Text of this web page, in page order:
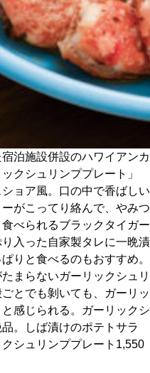
応募
泊施設併設のハワイアンカ
クシュリンププレート」
ョア風。口の中で香ばしい
がこってり絡んで、やみつ
べられるブラックタイガー
入った自家製タレに一晩漬
りと食べるのもおすすめ。
まらないガーリックシュリ
とでも剝いても、ガーリッ
感じられる。ガーリックシ
。しば漬けのポテトサラ
シュリンププレート1,550